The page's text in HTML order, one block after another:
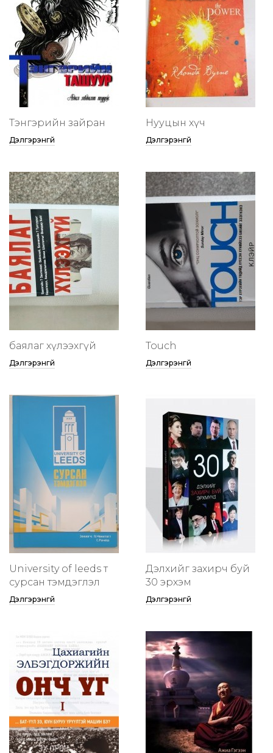
Тэнгэрийн зайран
Дэлгэрэнгүй
Нууцын хүч
Дэлгэрэнгүй
баялаг хүлээхгүй
Дэлгэрэнгүй
Touch
Дэлгэрэнгүй
University of leeds т
сурсан тэмдэглэл
Дэлгэрэнгүй
Дэлхийг захирч буй
30 эрхэм
Дэлгэрэнгүй